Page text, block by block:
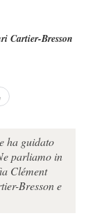
Cartier-Bresson
ha guidato
parliamo in
Clément
Bresson e